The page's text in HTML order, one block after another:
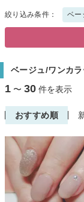
絞り込み条件： ベー
ベージュ/ワンカ
1 〜 30 件を表示
おすすめ順